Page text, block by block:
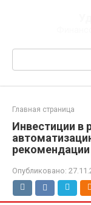
Поиск:
Главная страница
Инвестиции в
рекомендации
Опубликовано: